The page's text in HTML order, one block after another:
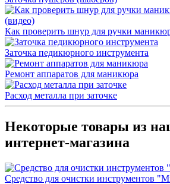
Как проверить шнур для ручки
Заточка педикюрного инструмента
Ремонт аппаратов для маникюра
Расход металла при заточке
Некоторые товары из
интернет-магазина
Средство для очистки инструментов